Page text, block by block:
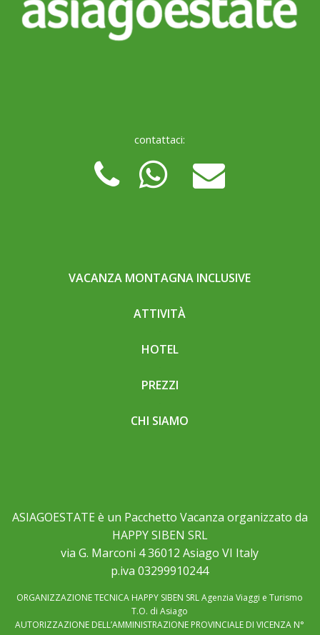
contattaci:
VACANZA MONTAGNA INCLUSIVE
ATTIVITÀ
HOTEL
PREZZI
CHI SIAMO
ASIAGOESTATE è un Pacchetto Vacanza organizzato da
HAPPY SIBEN SRL
via G. Marconi 4 36012 Asiago VI Italy
p.iva 03299910244
ORGANIZZAZIONE TECNICA HAPPY SIBEN SRL Agenzia Viaggi e Turismo
T.O. di Asiago
AUTORIZZAZIONE DELL’AMMINISTRAZIONE PROVINCIALE DI VICENZA N°